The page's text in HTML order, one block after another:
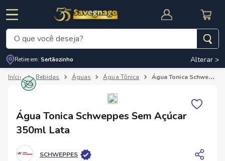
CUPOM DE DESCONTO
O que você deseja?
Retire em: Sertãozinho Alterar >
Bebidas Águas Água Tônica Água Tonica Schweppes Sem Açúcar 350ml Lata
Água Tonica Schweppes Sem Açúcar
350ml Lata
SCHWEPPES
Termos mais buscados
leite
3º
cerveja
5º arroz